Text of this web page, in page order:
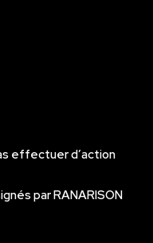
effectuer d’action
par RANARISON